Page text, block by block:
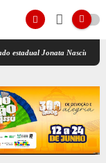
Jonata Nascimento